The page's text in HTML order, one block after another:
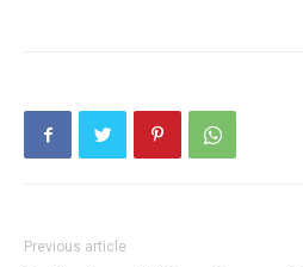
Previous article